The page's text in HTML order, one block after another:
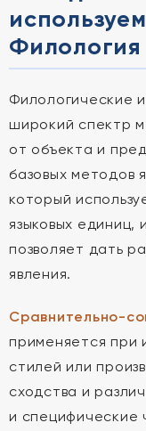
Филология
Филологические
широкий спектр
от объекта и
базовых методов
который
языковых единиц,
позволяет дать
явления.
Сравнительно-
применяется при
стилей или
сходства и
и специфические